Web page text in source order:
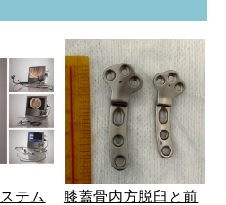
テム
膝蓋骨内方脱臼と前